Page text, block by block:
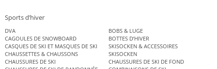
Sports d’hiver
DVA
BOBS & LUGE
CAGOULES DE SNOWBOARD
BOTTES D’HIVER
CASQUES DE SKI ET MASQUES DE SKI
SKISOCKEN & ACCESSOIRES
CHAUSSETTES & CHAUSSONS
SKISOCKEN
CHAUSSURES DE SKI
CHAUSSURES DE SKI DE FOND